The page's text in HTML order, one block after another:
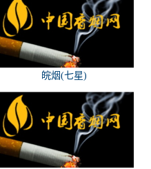
皖烟(七星)